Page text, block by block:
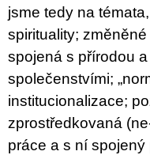
jsme tedy na
spirituality;
spojená s přírodou
společenstvími;
institucionalizace;
zprostředkovaná
práce a s ní